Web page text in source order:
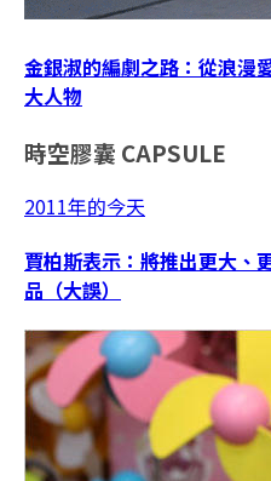
金銀淑的編劇之路：從浪漫
大人物
時空膠囊 CAPSULE
2011年的今天
賈柏斯表示：將推出更大、
品（大誤）